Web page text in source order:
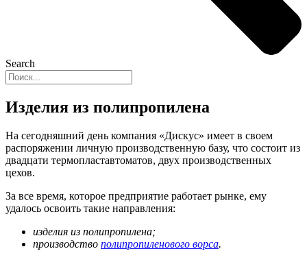
Search
Изделия из полипропилена
На сегодняшний день компания «Дискус» имеет в своем
распоряжении личную производственную базу, что состоит из
двадцати термопластавтоматов, двух производственных
цехов.
За все время, которое предприятие работает рынке, ему
удалось освоить такие направления:
изделия из полипропилена;
производство полипропиленового ворса.